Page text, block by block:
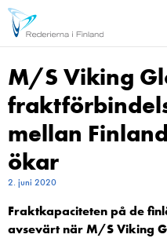
M/S Viking
mellan
ökar
2. juni 2020
Fraktkapaciteten på de
avsevärt när M/S Viking